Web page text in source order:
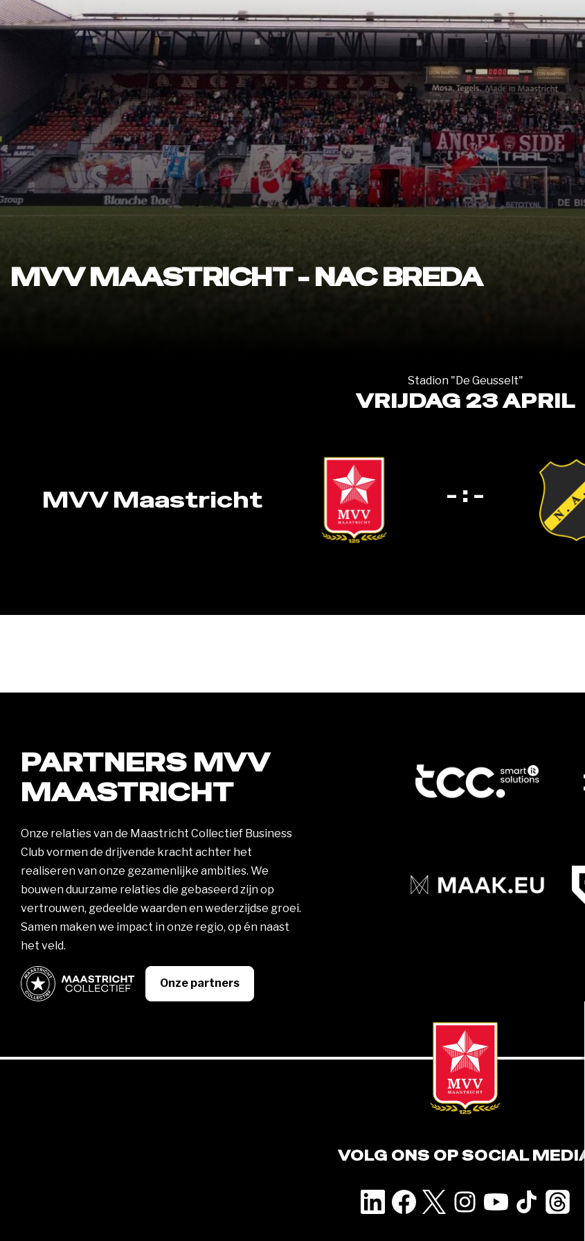
MVV MAASTRICHT - NAC BREDA
Stadion "De Geusselt"
VRIJDAG 23 APRIL
MVV Maastricht - : -
PARTNERS MVV
MAASTRICHT
Onze relaties van de Maastricht Collectief Business
Club vormen de drijvende kracht achter het
realiseren van onze gezamenlijke ambities. We
bouwen duurzame relaties die gebaseerd zijn op
vertrouwen, gedeelde waarden en wederzijdse groei.
Samen maken we impact in onze regio, op én naast
het veld.
Onze partners
VOLG ONS OP SOCIAL MEDIA